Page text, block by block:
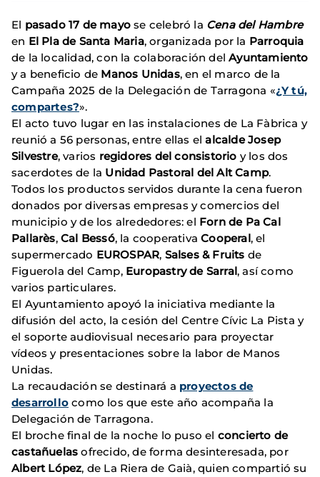
El pasado 17 de mayo se celebró la Cena del Hambre
en El Pla de Santa Maria, organizada por la Parroquia
de la localidad, con la colaboración delAyuntamiento
y a beneficio de Manos Unidas, en el marco de la
Campaña 2025 de la Delegación de Tarragona «¿Y tú,
compartes?».
El acto tuvo lugar en las instalaciones de La Fàbrica y
reunió a 56 personas, entre ellas elalcalde Josep
Silvestre, varios regidores del consistorio y los dos
sacerdotes de la Unidad Pastoral del Alt Camp.
Todos los productos servidos durante la cena fueron
donados por diversas empresas y comercios del
municipio y de los alrededores: el Forn de Pa Cal
Pallarès,Cal Bessó, la cooperativaCooperal, el
supermercado EUROSPAR, Salses & Fruits de
Figuerola del Camp, Europastry de Sarral, así como
varios particulares.
El Ayuntamiento apoyó la iniciativa mediante la
difusión del acto, la cesión del Centre Cívic La Pista y
el soporte audiovisual necesario para proyectar
vídeos y presentaciones sobre la labor de Manos
Unidas.
La recaudación se destinará a proyectos de
desarrollo como los que este año acompaña la
Delegación de Tarragona.
El broche final de la noche lo puso el concierto de
castañuelas ofrecido, de forma desinteresada, por
Albert López, de La Riera de Gaià, quien compartió su